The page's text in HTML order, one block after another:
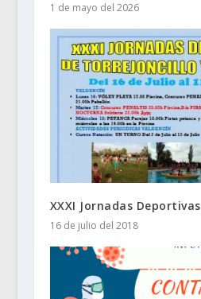
1 de mayo del 2026
XXXI Jornadas Deportivas
16 de julio del 2018